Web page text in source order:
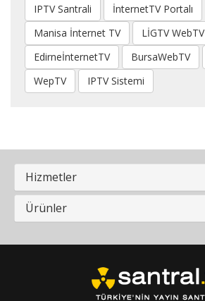
IPTV Santrali
İnternetTV Portalı
Manisa İnternet TV
LİGTV WebTV
EdirneİnternetTV
BursaWebTV
WepTV
IPTV Sistemi
Hizmetler
Ürünler